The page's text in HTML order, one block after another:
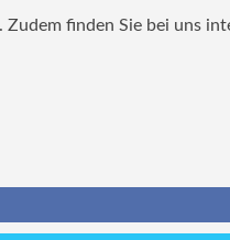
finden Sie bei uns